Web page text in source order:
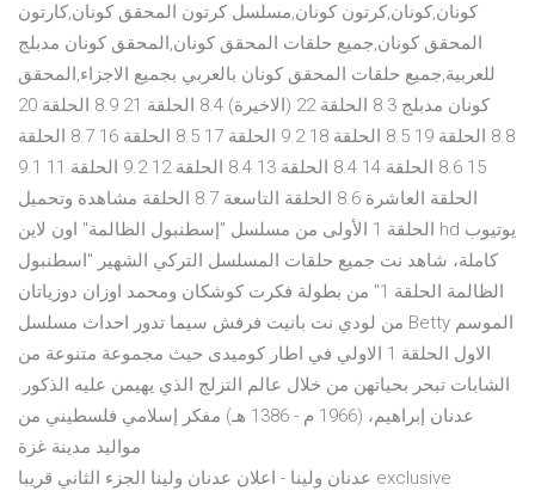
كونان,كونان,كرتون كونان,مسلسل كرتون المحقق كونان,كارتون
المحقق كونان,جميع حلقات المحقق كونان,المحقق كونان مدبلج
للعربية,جميع حلقات المحقق كونان بالعربي بجميع الاجزاء,المحقق
كونان مدبلج 8.3 الحلقة 22 (الاخيرة) 8.4 الحلقة 21 8.9 الحلقة 20
8.8 الحلقة 19 8.5 الحلقة 18 9.2 الحلقة 17 8.5 الحلقة 16 8.7 الحلقة
15 8.6 الحلقة 14 8.4 الحلقة 13 8.4 الحلقة 12 9.2 الحلقة 11 9.1
الحلقة العاشرة 8.6 الحلقة التاسعة 8.7 الحلقة مشاهدة وتحميل
الحلقة 1 الأولى من مسلسل "إسطنبول الظالمة" اون لاين hd يوتيوب
كاملة، شاهد نت جميع حلقات المسلسل التركي الشهير "اسطنبول
الظالمة الحلقة 1" من بطولة فكرت كوشكان ومحمد اوزان دوزياتان
من لودي نت بانيت فرفش سيما تدور احداث مسلسل Betty الموسم
الاول الحلقة 1 الاولي في اطار كوميدى حيث مجموعة متنوعة من
الشابات تبحر بحياتهن من خلال عالم التزلج الذي يهيمن عليه الذكور.
عدنان إبراهيم، (1966 م - 1386 هـ) مفكر إسلامي فلسطيني من
مواليد مدينة غزة
عدنان ولينا - اعلان عدنان ولينا الجزء الثاني قريبا exclusive